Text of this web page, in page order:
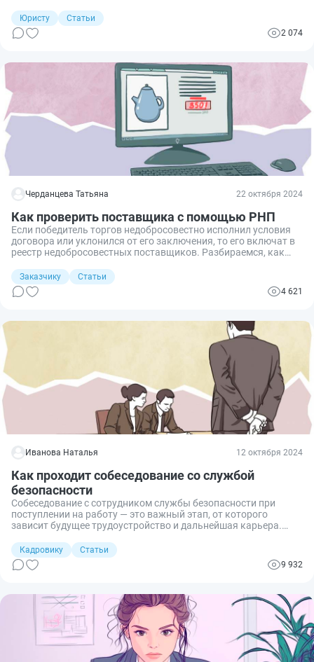
Юристу
Статьи
2 074
Черданцева Татьяна 22 октября 2024
Как проверить поставщика с помощью РНП
Если победитель торгов недобросовестно исполнил условия
договора или уклонился от его заключения, то его включат в
реестр недобросовестных поставщиков. Разбираемся, как
на отсутствие в РНП.
Заказчику
Статьи
4 621
Иванова Наталья 12 октября 2024
Как проходит собеседование со службой
безопасности
Собеседование с сотрудником службы безопасности при
поступлении на работу — это важный этап, от которого
зависит будущее трудоустройство и дальнейшая карьера.
Кадровику
Статьи
9 932